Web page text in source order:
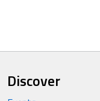
Discover